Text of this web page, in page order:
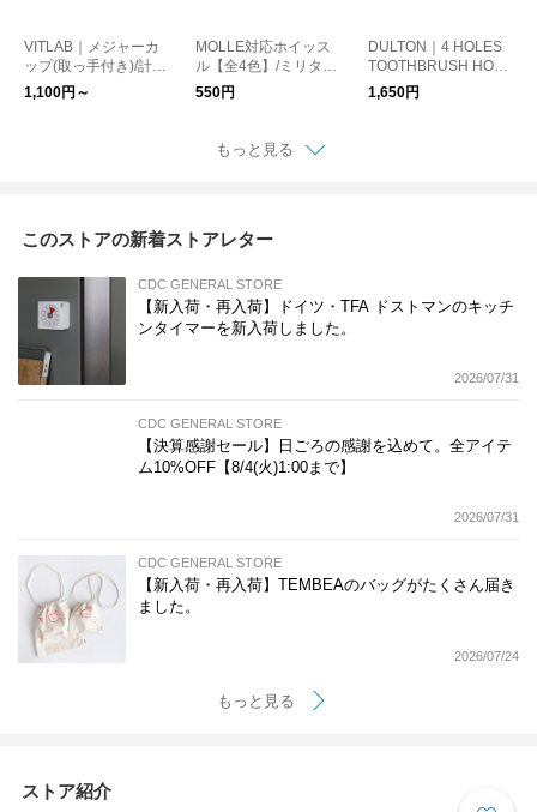
VITLAB｜メジャーカ
ップ(取っ手付き)/計量
カップ ドイツ製
1,100円～
MOLLE対応ホイッス
ル【全4色】/ミリタリ
ー 笛 防災
550円
DULTON｜4 HOLES
TOOTHBRUSH HOLD
ER/歯ブラシスタンド
1,650円
もっと見る
このストアの新着ストアレター
CDC GENERAL STORE
【新入荷・再入荷】ドイツ・TFA ドストマンのキッチ
ンタイマーを新入荷しました。
2026/07/31
CDC GENERAL STORE
【決算感謝セール】日ごろの感謝を込めて。全アイテ
ム10%OFF【8/4(火)1:00まで】
2026/07/31
CDC GENERAL STORE
【新入荷・再入荷】TEMBEAのバッグがたくさん届き
ました。
2026/07/24
もっと見る
ストア紹介